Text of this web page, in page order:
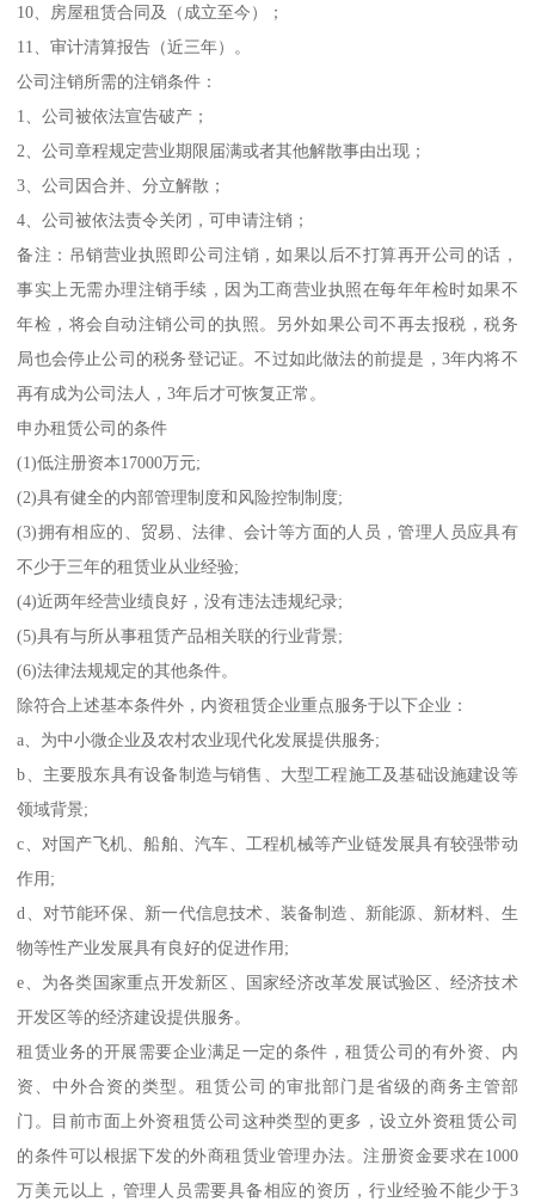
10、房屋租赁合同及（成立至今）；
11、审计清算报告（近三年）。
公司注销所需的注销条件：
1、公司被依法宣告破产；
2、公司章程规定营业期限届满或者其他解散事由出现；
3、公司因合并、分立解散；
4、公司被依法责令关闭，可申请注销；
备注：吊销营业执照即公司注销，如果以后不打算再开公司的话，
事实上无需办理注销手续，因为工商营业执照在每年年检时如果不
年检，将会自动注销公司的执照。另外如果公司不再去报税，税务
局也会停止公司的税务登记证。不过如此做法的前提是，3年内将不
再有成为公司法人，3年后才可恢复正常。
申办租赁公司的条件
(1)低注册资本17000万元;
(2)具有健全的内部管理制度和风险控制制度;
(3)拥有相应的、贸易、法律、会计等方面的人员，管理人员应具有
不少于三年的租赁业从业经验;
(4)近两年经营业绩良好，没有违法违规纪录;
(5)具有与所从事租赁产品相关联的行业背景;
(6)法律法规规定的其他条件。
除符合上述基本条件外，内资租赁企业重点服务于以下企业：
a、为中小微企业及农村农业现代化发展提供服务;
b、主要股东具有设备制造与销售、大型工程施工及基础设施建设等
领域背景;
c、对国产飞机、船舶、汽车、工程机械等产业链发展具有较强带动
作用;
d、对节能环保、新一代信息技术、装备制造、新能源、新材料、生
物等性产业发展具有良好的促进作用;
e、为各类国家重点开发新区、国家经济改革发展试验区、经济技术
开发区等的经济建设提供服务。
租赁业务的开展需要企业满足一定的条件，租赁公司的有外资、内
资、中外合资的类型。租赁公司的审批部门是省级的商务主管部
门。目前市面上外资租赁公司这种类型的更多，设立外资租赁公司
的条件可以根据下发的外商租赁业管理办法。注册资金要求在1000
万美元以上，管理人员需要具备相应的资历，行业经验不能少于3